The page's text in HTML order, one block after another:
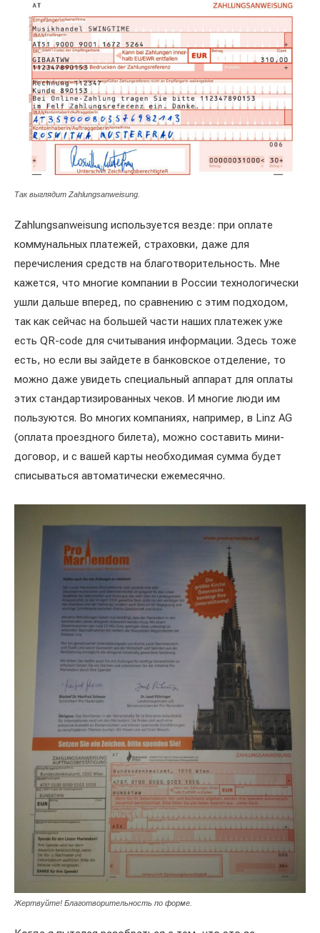
Так выглядит Zahlungsanweisung.
Zahlungsanweisung используется везде: при оплате
коммунальных платежей, страховки, даже для
перечисления средств на благотворительность. Мне
кажется, что многие компании в России технологически
ушли дальше вперед, по сравнению с этим подходом,
так как сейчас на большей части наших платежек уже
есть QR-code для считывания информации. Здесь тоже
есть, но если вы зайдете в банковское отделение, то
можно даже увидеть специальный аппарат для оплаты
этих стандартизированных чеков. И многие люди им
пользуются. Во многих компаниях, например, в Linz AG
(оплата проездного билета), можно составить мини-
договор, и с вашей карты необходимая сумма будет
списываться автоматически ежемесячно.
Жертвуйте! Благотворительность по форме.